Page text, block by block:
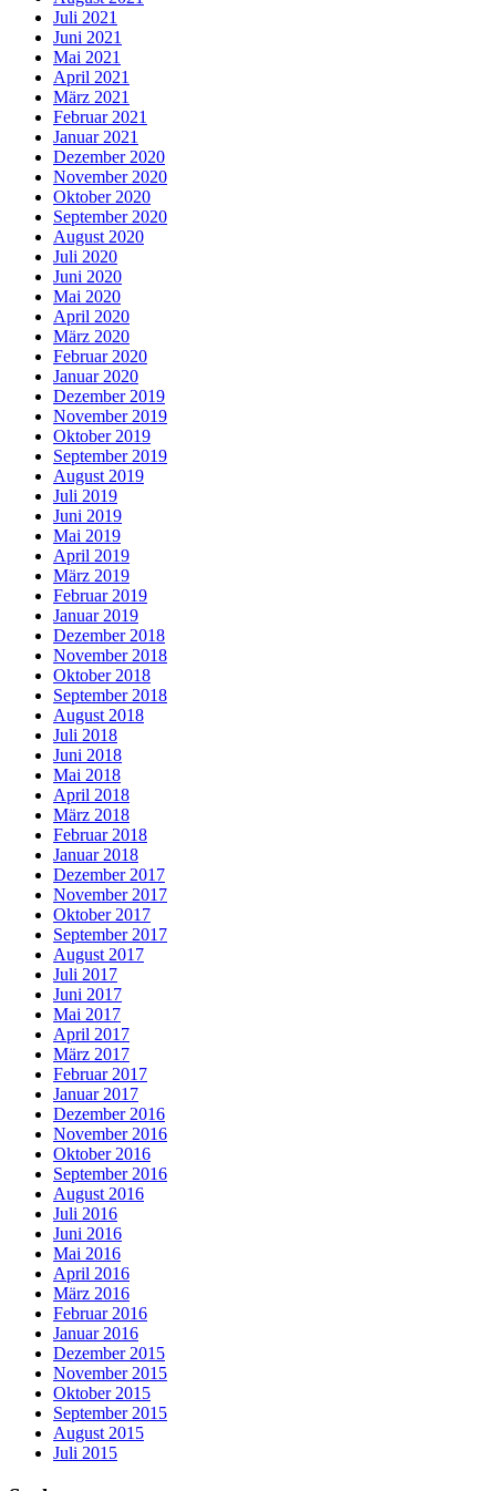
Juli 2021
Juni 2021
Mai 2021
April 2021
März 2021
Februar 2021
Januar 2021
Dezember 2020
November 2020
Oktober 2020
September 2020
August 2020
Juli 2020
Juni 2020
Mai 2020
April 2020
März 2020
Februar 2020
Januar 2020
Dezember 2019
November 2019
Oktober 2019
September 2019
August 2019
Juli 2019
Juni 2019
Mai 2019
April 2019
März 2019
Februar 2019
Januar 2019
Dezember 2018
November 2018
Oktober 2018
September 2018
August 2018
Juli 2018
Juni 2018
Mai 2018
April 2018
März 2018
Februar 2018
Januar 2018
Dezember 2017
November 2017
Oktober 2017
September 2017
August 2017
Juli 2017
Juni 2017
Mai 2017
April 2017
März 2017
Februar 2017
Januar 2017
Dezember 2016
November 2016
Oktober 2016
September 2016
August 2016
Juli 2016
Juni 2016
Mai 2016
April 2016
März 2016
Februar 2016
Januar 2016
Dezember 2015
November 2015
Oktober 2015
September 2015
August 2015
Juli 2015